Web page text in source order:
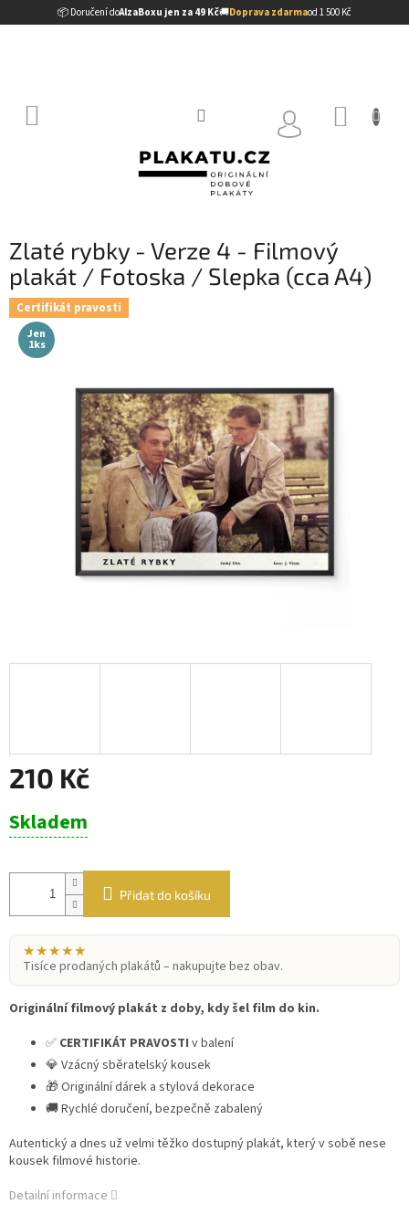
📦 Doručení doAlzaBoxu jen za 49 Kč🚚Doprava zdarmaod 1 500 Kč
na
Zlaté rybky - Verze 4 - Filmový
plakát / Fotoska / Slepka (cca A4)
Certifikát pravosti
Jen
1ks
210 Kč
cena:
Skladem
Přidat do košíku
★★★★★
Tisíce prodaných plakátů – nakupujte bez obav.
Originální filmový plakát z doby, kdy šel film do kin.
✅ CERTIFIKÁT PRAVOSTI v balení
💎 Vzácný sběratelský kousek
🎁 Originální dárek a stylová dekorace
🚚 Rychlé doručení, bezpečně zabalený
Autentický a dnes už velmi těžko dostupný plakát, který v sobě nese
kousek filmové historie.
Detailní informace